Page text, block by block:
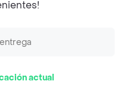
actual